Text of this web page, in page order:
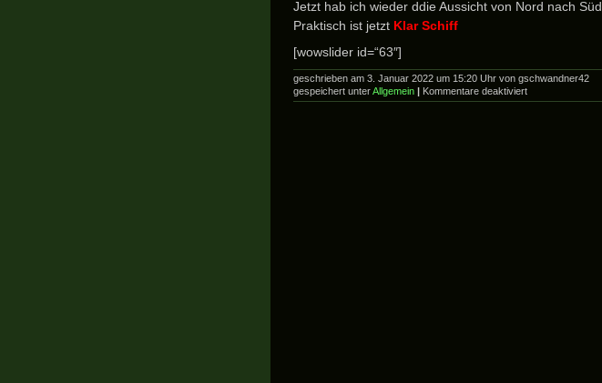
Jetzt hab ich wieder ddie Aussicht von Nord nach Süd
Praktisch ist jetzt Klar Schiff
[wowslider id=“63″]
geschrieben am 3. Januar 2022 um 15:20 Uhr von gschwandner42
gespeichert unterAllgemein | Kommentare deaktiviertfür
Ordnung,